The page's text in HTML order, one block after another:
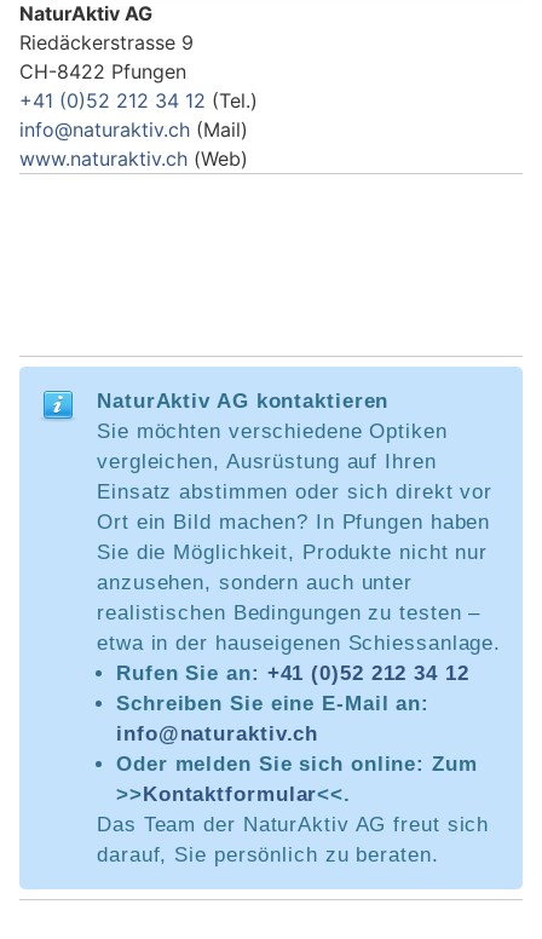
NaturAktiv AG
Riedäckerstrasse 9
CH-8422 Pfungen
+41 (0)52 212 34 12 (Tel.)
info@naturaktiv.ch (Mail)
www.naturaktiv.ch (Web)
NaturAktiv AG kontaktieren
Sie möchten verschiedene Optiken
vergleichen, Ausrüstung auf Ihren
Einsatz abstimmen oder sich direkt vor
Ort ein Bild machen? In Pfungen haben
Sie die Möglichkeit, Produkte nicht nur
anzusehen, sondern auch unter
realistischen Bedingungen zu testen –
etwa in der hauseigenen Schiessanlage.
Rufen Sie an: +41 (0)52 212 34 12
Schreiben Sie eine E-Mail an:
info@naturaktiv.ch
Oder melden Sie sich online: Zum
>> Kontaktformular<<.
Das Team der NaturAktiv AG freut sich
darauf, Sie persönlich zu beraten.